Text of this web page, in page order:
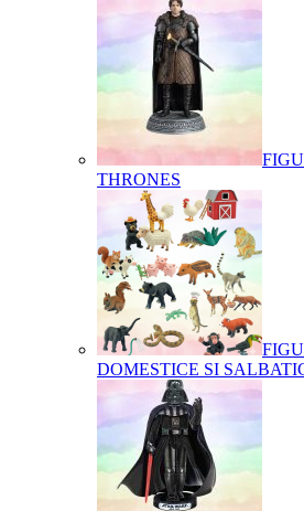
THRONES
DOMESTICE SI